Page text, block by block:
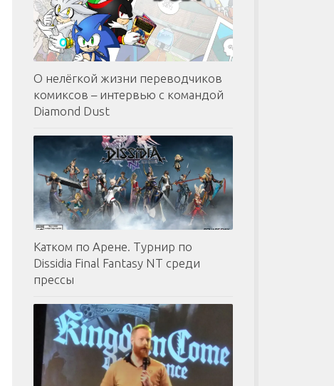
О нелёгкой жизни переводчиков
комиксов – интервью с командой
Diamond Dust
Катком по Арене. Турнир по
Dissidia Final Fantasy NT среди
прессы